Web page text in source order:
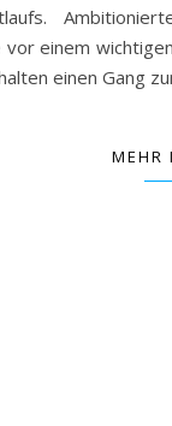
vor einem
einen Gang
MEHR